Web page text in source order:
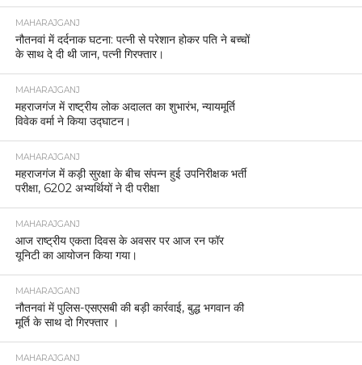
MAHARAJGANJ
नौतनवां में दर्दनाक घटना: पत्नी से परेशान होकर पति ने बच्चों
के साथ दे दी थी जान, पत्नी गिरफ्तार।
MAHARAJGANJ
महराजगंज में राष्ट्रीय लोक अदालत का शुभारंभ, न्यायमूर्ति
विवेक वर्मा ने किया उद्घाटन।
MAHARAJGANJ
महराजगंज में कड़ी सुरक्षा के बीच संपन्न हुई उपनिरीक्षक भर्ती
परीक्षा, 6202 अभ्यर्थियों ने दी परीक्षा
MAHARAJGANJ
आज राष्ट्रीय एकता दिवस के अवसर पर आज रन फॉर
यूनिटी का आयोजन किया गया।
MAHARAJGANJ
नौतनवां में पुलिस-एसएसबी की बड़ी कार्रवाई, बुद्ध भगवान की
मूर्ति के साथ दो गिरफ्तार ।
MAHARAJGANJ